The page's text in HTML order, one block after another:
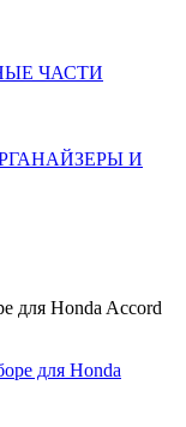
ЧАСТИ
И
для Honda Accord